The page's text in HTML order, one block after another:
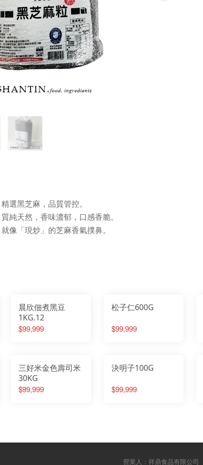
選黑芝麻，品質管控。
純天然，香味濃郁，口感香脆。
像「現炒」的芝麻香氣撲鼻。
晨欣佃煮黑豆
1KG.12
$99,999
松子仁600G
$99,999
三好米金色壽司米
30KG
$99,999
決明子100G
$99,999
營業人： 祥鼎食品有限公司